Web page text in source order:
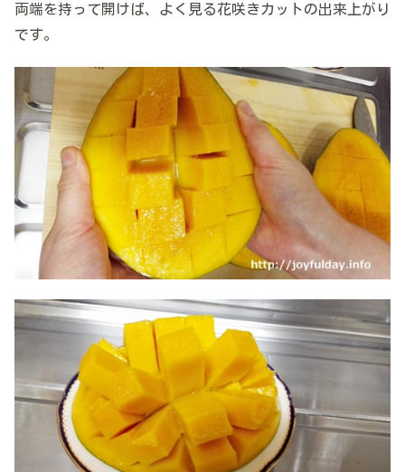
両端を持って開けば、よく見る花咲きカットの出来上がり
です。